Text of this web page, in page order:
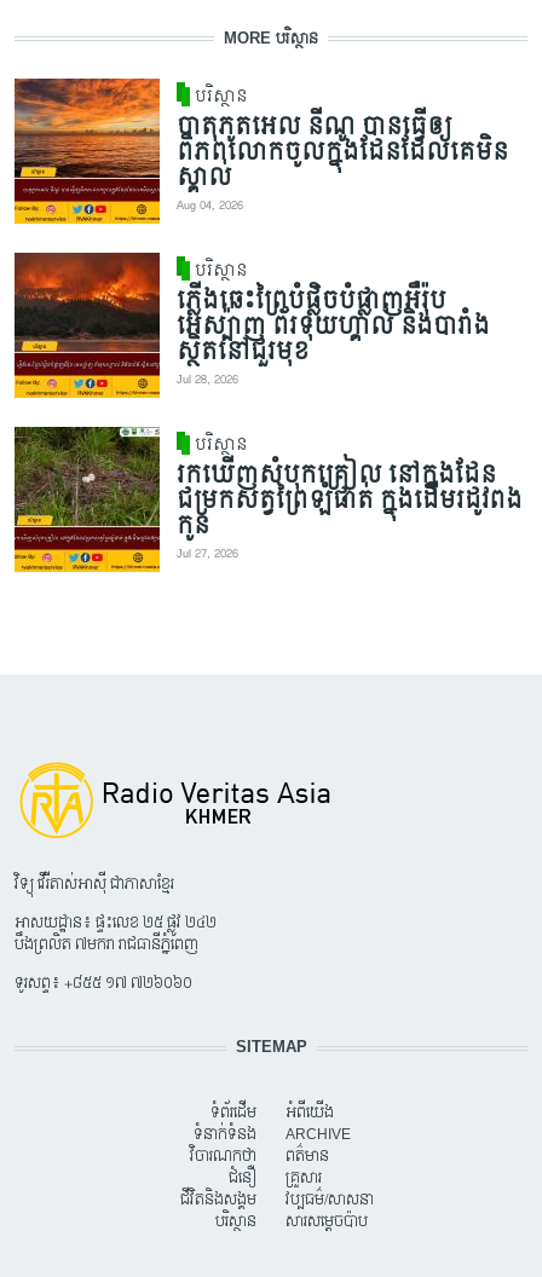
MORE បរិស្ថាន
បរិស្ថាន
បាតុភូតអេល នីណូ បានធ្វើឲ្យ
ពិភពលោកចូលក្នុងដែនដែលគេមិន
ស្គាល់
Aug 04, 2026
បរិស្ថាន
ភ្លើងឆេះព្រៃបំផ្លិចបំផ្លាញអឺរ៉ុប
អេស្ប៉ាញ ព័រទុយហ្គាល់ និងបារាំង
ស្ថិតនៅជួរមុខ
Jul 28, 2026
បរិស្ថាន
រកឃើញសំបុកគ្រៀល នៅក្នុងដែន
ជម្រកសត្វព្រៃឡំផាត់ ក្នុងដើមរដូវពង
កូន
Jul 27, 2026
វិទ្យុ វើរីតាស់អាស៊ី ជាភាសាខ្មែរ
អាសយដ្ឋាន៖ ផ្ទះលេខ ២៥ ផ្លូវ ២៤២
បឹងព្រលិត ៧មករា រាជធានីភ្នំពេញ
ទូរសព្ទ៖ +៨៥៥ ១៧ ៧២៦០៦០
SITEMAP
ទំព័រដើម
ទំនាក់ទំនង
វិចារណកថា
ជំនឿ
ជីវិតនិងសង្គម
បរិស្ថាន
អំពីយើង
ARCHIVE
ពត៌មាន
គ្រួសារ
វប្បធម៌/សាសនា
សារសម្តេចប៉ាប